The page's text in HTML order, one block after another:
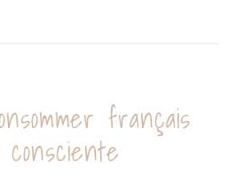
français